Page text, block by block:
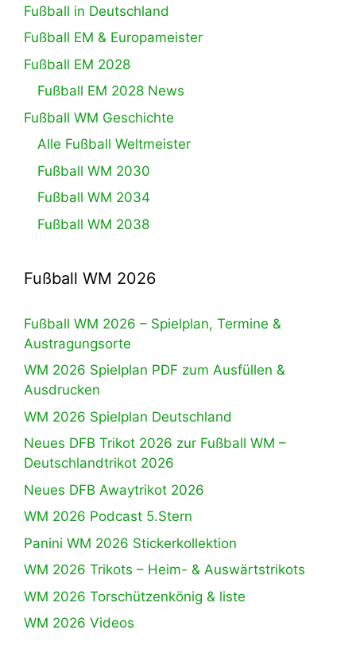
Fußball in Deutschland
Fußball EM & Europameister
Fußball EM 2028
Fußball EM 2028 News
Fußball WM Geschichte
Alle Fußball Weltmeister
Fußball WM 2030
Fußball WM 2034
Fußball WM 2038
Fußball WM 2026
Fußball WM 2026 – Spielplan, Termine &
Austragungsorte
WM 2026 Spielplan PDF zum Ausfüllen &
Ausdrucken
WM 2026 Spielplan Deutschland
Neues DFB Trikot 2026 zur Fußball WM –
Deutschlandtrikot 2026
Neues DFB Awaytrikot 2026
WM 2026 Podcast 5.Stern
Panini WM 2026 Stickerkollektion
WM 2026 Trikots – Heim- & Auswärtstrikots
WM 2026 Torschützenkönig & liste
WM 2026 Videos